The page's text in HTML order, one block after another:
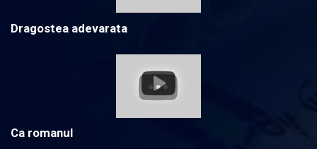
Dragostea adevarata
Ca romanul